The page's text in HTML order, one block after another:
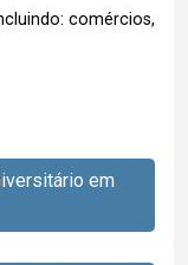
comércios,
em